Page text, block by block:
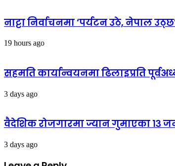
नाट्टा निर्वाचनमा ‘पर्यटन उठे, नेपाल
19 hours ago
सहमति कार्यान्वयनमा ढिलाइप्रति
3 days ago
वैदेशिक रोजगारमा ज्यान गुमाएका १३
3 days ago